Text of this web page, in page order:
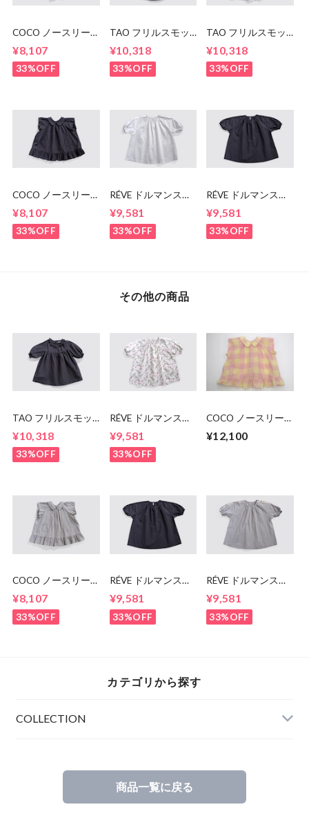
COCO ノースリー
¥8,107
33%OFF
TAO フリルスモッ
¥10,318
33%OFF
TAO フリルスモッ
¥10,318
33%OFF
COCO ノースリー
¥8,107
33%OFF
RÉVE ドルマンスリ
¥9,581
33%OFF
RÉVE ドルマンスリ
¥9,581
33%OFF
その他の商品
TAO フリルスモッ
¥10,318
33%OFF
RÉVE ドルマンスリ
¥9,581
33%OFF
COCO ノースリー
¥12,100
COCO ノースリー
¥8,107
33%OFF
RÉVE ドルマンスリ
¥9,581
33%OFF
RÉVE ドルマンスリ
¥9,581
33%OFF
カテゴリから探す
COLLECTION
商品一覧に戻る